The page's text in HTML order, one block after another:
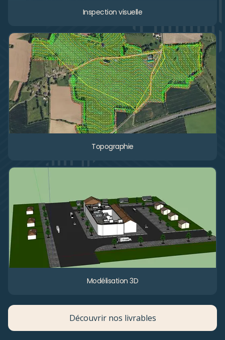
Inspection visuelle
Topographie
Modélisation 3D
Découvrir nos livrables